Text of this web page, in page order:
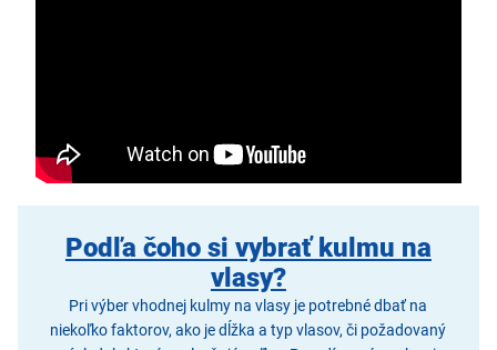
Podľa čoho si vybrať kulmu na
vlasy?
Pri výber vhodnej kulmy na vlasy je potrebné dbať na
niekoľko faktorov, ako je dĺžka a typ vlasov, či požadovaný